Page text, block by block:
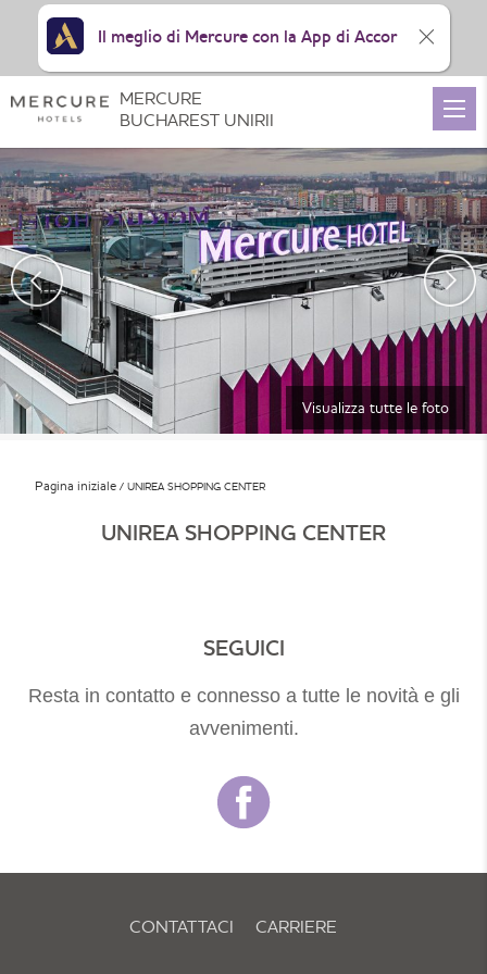
Visualizza tutte le foto
Pagina iniziale UNIREA SHOPPING CENTER
UNIREA SHOPPING CENTER
SEGUICI
Resta in contatto e connesso a tutte le novità e gli
avvenimenti.
CONTATTACI CARRIERE
MERCURE
BUCHAREST UNIRII
Il meglio di Mercure con la App di Accor